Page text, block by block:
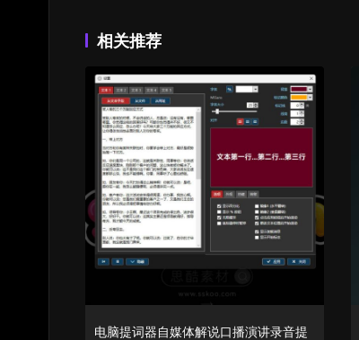
相关推荐
电脑提词器自媒体解说口播演讲录音提